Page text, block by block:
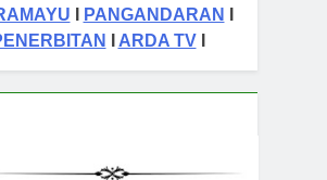
PANGANDARAN
ARDA TVI